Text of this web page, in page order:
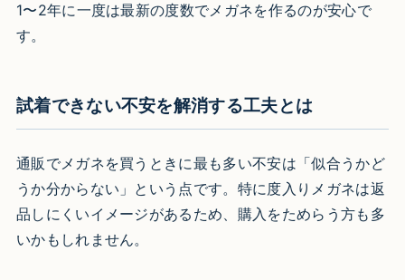
1〜2年に一度は最新の度数でメガネを作るのが安心で
す。
試着できない不安を解消する工夫とは
通販でメガネを買うときに最も多い不安は「似合うかど
うか分からない」という点です。特に度入りメガネは返
品しにくいイメージがあるため、購入をためらう方も多
いかもしれません。